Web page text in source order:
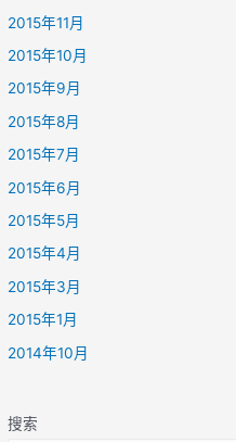
2015年11月
2015年10月
2015年9月
2015年8月
2015年7月
2015年6月
2015年5月
2015年4月
2015年3月
2015年1月
2014年10月
搜索